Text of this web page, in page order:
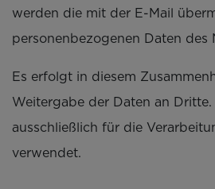
werden die mit der E-Mail
personenbezogenen Daten des
Es erfolgt in diesem
Weitergabe der Daten an
ausschließlich für die
verwendet.